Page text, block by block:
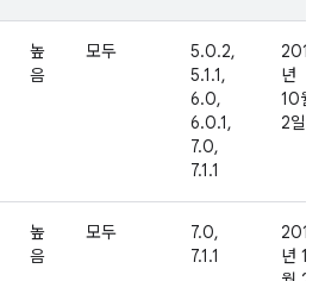
높
음
모두
5.0.2,
5.1.1,
6.0,
6.0.1,
7.0,
7.1.1
2016
년
10월
2일
높
음
모두
7.0,
7.1.1
2016
년 11